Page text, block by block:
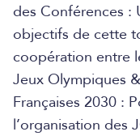
des Conférences :
objectifs de cette
coopération entre
Jeux Olympiques
Françaises 2030 :
l’organisation des